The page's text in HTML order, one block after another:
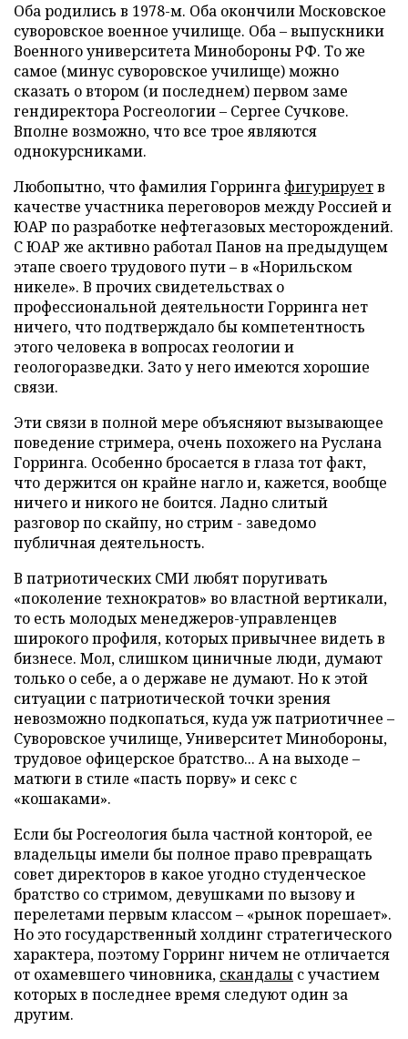
Оба родились в 1978-м. Оба окончили Московское
суворовское военное училище. Оба – выпускники
Военного университета Минобороны РФ. То же
самое (минус суворовское училище) можно
сказать о втором (и последнем) первом заме
гендиректора Росгеологии – Сергее Сучкове.
Вполне возможно, что все трое являются
однокурсниками.
Любопытно, что фамилия Горринга фигурируетв
качестве участника переговоров между Россией и
ЮАР по разработке нефтегазовых месторождений.
С ЮАР же активно работал Панов на предыдущем
этапе своего трудового пути – в «Норильском
никеле». В прочих свидетельствах о
профессиональной деятельности Горринга нет
ничего, что подтверждало бы компетентность
этого человека в вопросах геологии и
геологоразведки. Зато у него имеются хорошие
связи.
Эти связи в полной мере объясняют вызывающее
поведение стримера, очень похожего на Руслана
Горринга. Особенно бросается в глаза тот факт,
что держится он крайне нагло и, кажется, вообще
ничего и никого не боится. Ладно слитый
разговор по скайпу, но стрим - заведомо
публичная деятельность.
В патриотических СМИ любят поругивать
«поколение технократов» во властной вертикали,
то есть молодых менеджеров-управленцев
широкого профиля, которых привычнее видеть в
бизнесе. Мол, слишком циничные люди, думают
только о себе, а о державе не думают. Но к этой
ситуации с патриотической точки зрения
невозможно подкопаться, куда уж патриотичнее –
Суворовское училище, Университет Минобороны,
трудовое офицерское братство... А на выходе –
матюги в стиле «пасть порву» и секс с
«кошаками».
Если бы Росгеология была частной конторой, ее
владельцы имели бы полное право превращать
совет директоров в какое угодно студенческое
братство со стримом, девушками по вызову и
перелетами первым классом – «рынок порешает».
Но это государственный холдинг стратегического
характера, поэтому Горринг ничем не отличается
от охамевшего чиновника, скандалы с участием
которых в последнее время следуют один за
другим.